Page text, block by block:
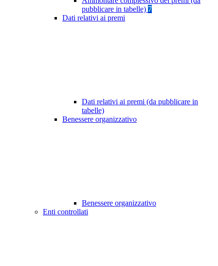
pubblicare in tabelle) 7
Dati relativi ai premi
Dati relativi ai premi (da pubblicare in
tabelle)
Benessere organizzativo
Benessere organizzativo
Enti controllati